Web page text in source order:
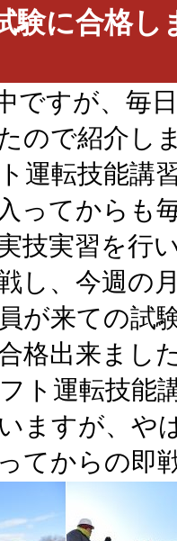
許試験
ですが、毎
ので紹介し
運転技能講
ってからも
技実習を行
し、今週の
が来ての試
格出来まし
ト運転技能
ますが、や
てからの即